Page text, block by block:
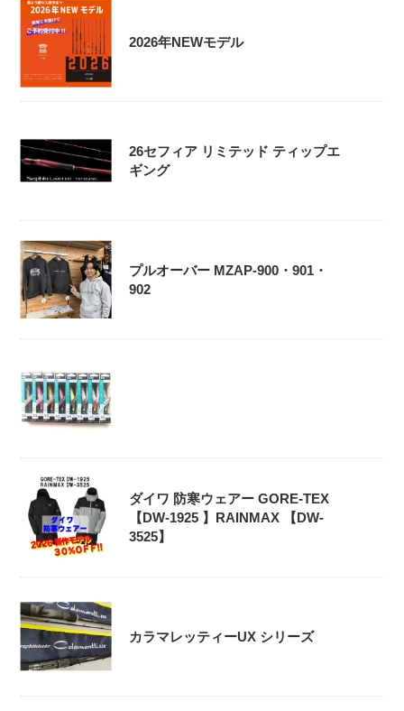
2026年NEWモデル
26セフィア リミテッド ティップエ
ギング
プルオーバー MZAP-900・901・
902
ダイワ 防寒ウェアー GORE-TEX
【DW-1925 】RAINMAX 【DW-
3525】
カラマレッティーUX シリーズ